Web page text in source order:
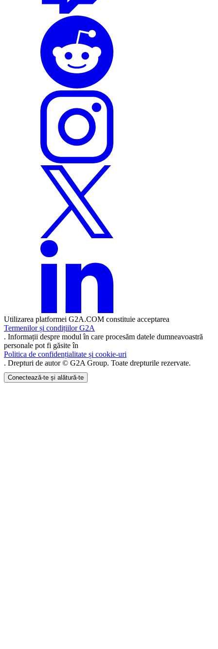
Utilizarea platformei G2A.COM constituie acceptarea
Termenilor și condițiilor G2A
. Informații despre modul în care procesăm datele dumneavoastră
personale pot fi găsite în
Politica de confidențialitate și cookie-uri
. Drepturi de autor © G2A Group. Toate drepturile rezervate.
Conectează-te și alătură-te